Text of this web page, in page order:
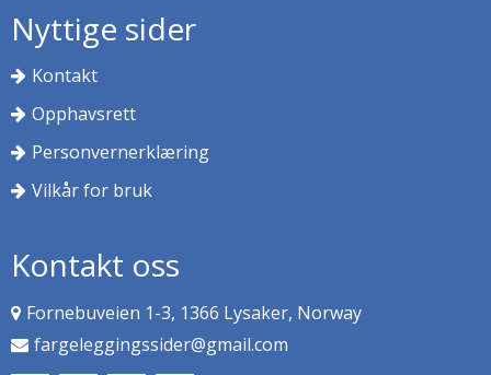
Nyttige sider
Kontakt
Opphavsrett
Personvernerklæring
Vilkår for bruk
Kontakt oss
Fornebuveien 1-3, 1366 Lysaker, Norway
fargeleggingssider@gmail.com